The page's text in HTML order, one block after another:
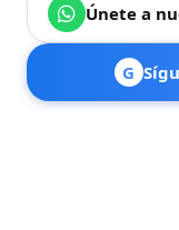
Únete a
G